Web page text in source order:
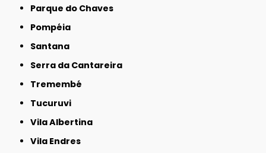
Parque do Chaves
Pompéia
Santana
Serra da Cantareira
Tremembé
Tucuruvi
Vila Albertina
Vila Endres